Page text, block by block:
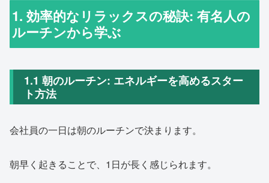
1. 効率的なリラックスの秘訣: 有名人の
ルーチンから学ぶ
1.1 朝のルーチン: エネルギーを高めるスター
ト方法
会社員の一日は朝のルーチンで決まります。
朝早く起きることで、1日が長く感じられます。